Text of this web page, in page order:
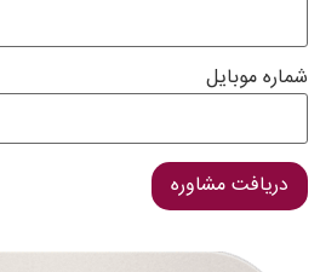
شماره موبایل